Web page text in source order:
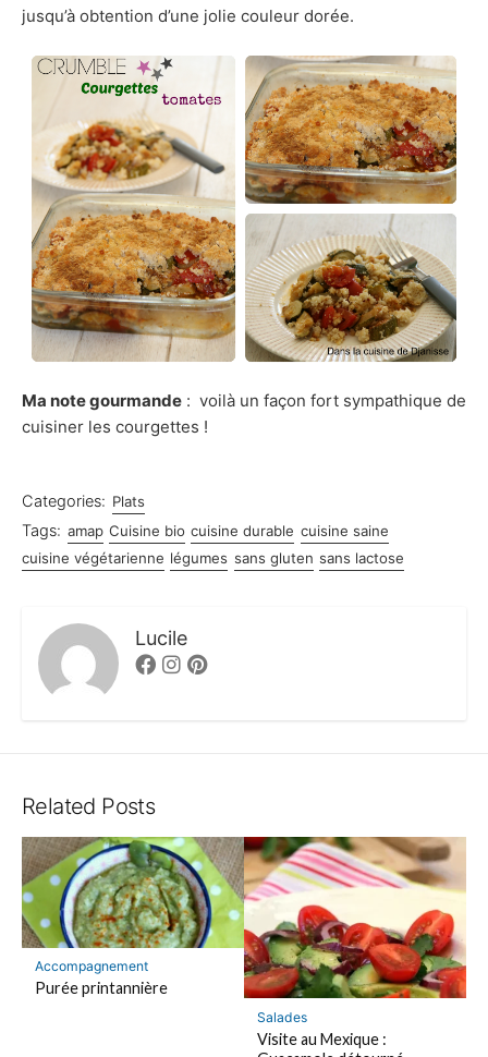
jusqu’à obtention d’une jolie couleur dorée.
Ma note gourmande : voilà un façon fort sympathique de
cuisiner les courgettes !
Categories: Plats
Tags: amap Cuisine bio cuisine durable cuisine saine
cuisine végétarienne légumes sans gluten sans lactose
Lucile
FacebookInstagram
Pinterest
Related Posts
Accompagnement
Purée printannière
Salades
Visite au Mexique :